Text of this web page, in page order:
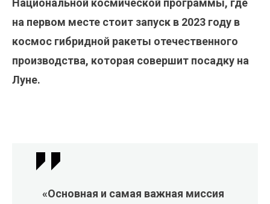
Национальной космической программы, где
на первом месте стоит запуск в 2023 году в
космос гибридной ракеты отечественного
производства, которая совершит посадку на
Луне.
«Основная и самая важная миссия